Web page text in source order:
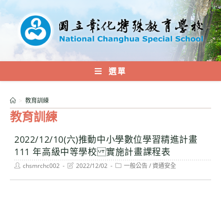
轉
內
選單
教育訓練
> 教育訓練
2022/12/10(六)推動中小學數位學習精進計畫
111 年高級中等學校 實施計畫課程表
Postchsmrchc002
Post
modified:
2022/12/02
Post一般公告/資通安全